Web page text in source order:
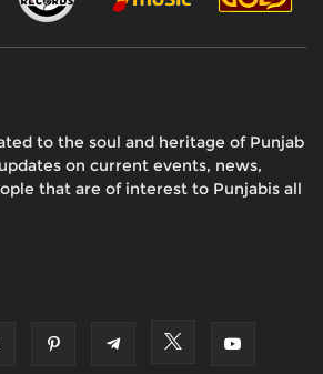
to the soul and heritage of Punjab
on current events, news,
that are of interest to Punjabis all